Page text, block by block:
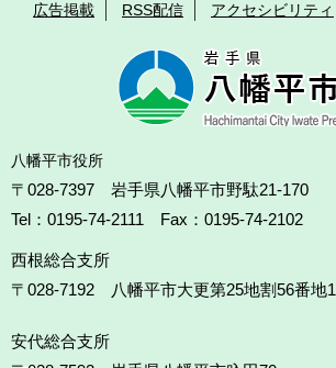
広告掲載
RSS配信 アクセシビリティ
八幡平市役所
〒028-7397 岩手県八幡平市野駄21-170
Tel：0195-74-2111 Fax：0195-74-2102
西根総合支所
〒028-7192
八幡平市大更第25地割56番地1
安代総合支所